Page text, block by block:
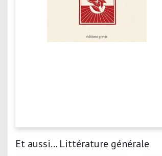
Et aussi... Littérature générale